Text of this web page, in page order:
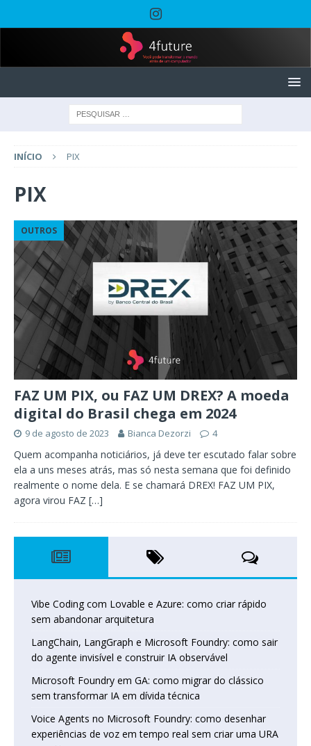
INÍCIO PIX
PIX
OUTROS
FAZ UM PIX, ou FAZ UM DREX? A moeda
digital do Brasil chega em 2024
9 de agosto de 2023 Bianca Dezorzi 4
Quem acompanha noticiários, já deve ter escutado falar sobre
ela a uns meses atrás, mas só nesta semana que foi definido
realmente o nome dela. E se chamará DREX! FAZ UM PIX,
agora virou FAZ […]
Vibe Coding com Lovable e Azure: como criar rápido
sem abandonar arquitetura
LangChain, LangGraph e Microsoft Foundry: como sair
do agente invisível e construir IA observável
Microsoft Foundry em GA: como migrar do clássico
sem transformar IA em dívida técnica
Voice Agents no Microsoft Foundry: como desenhar
experiências de voz em tempo real sem criar uma URA